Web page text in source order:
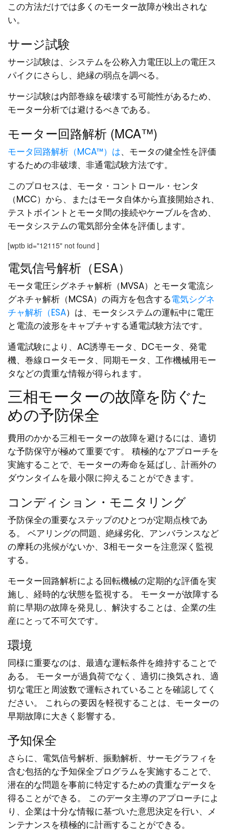
この方法だけでは多くのモーター故障が検出されな
い。
サージ試験
サージ試験は、システムを公称入力電圧以上の電圧ス
パイクにさらし、絶縁の弱点を調べる。
サージ試験は内部巻線を破壊する可能性があるため、
モーター分析では避けるべきである。
モーター回路解析 (MCA™)
モータ回路解析（MCA™）は、モータの健全性を評価
するための非破壊、非通電試験方法です。
このプロセスは、モータ・コントロール・センタ
（MCC）から、またはモータ自体から直接開始され、
テストポイントとモータ間の接続やケーブルを含め、
モータシステムの電気部分全体を評価します。
[wptb id="12115" not found ]
電気信号解析（ESA）
モータ電圧シグネチャ解析（MVSA）とモータ電流シ
グネチャ解析（MCSA）の両方を包含する電気シグネ
チャ解析（ESA）は、モータシステムの運転中に電圧
と電流の波形をキャプチャする通電試験方法です。
通電試験により、AC誘導モータ、DCモータ、発電
機、巻線ロータモータ、同期モータ、工作機械用モー
タなどの貴重な情報が得られます。
三相モーターの故障を防ぐた
めの予防保全
費用のかかる三相モーターの故障を避けるには、適切
な予防保守が極めて重要です。 積極的なアプローチを
実施することで、モーターの寿命を延ばし、計画外の
ダウンタイムを最小限に抑えることができます。
コンディション・モニタリング
予防保全の重要なステップのひとつが定期点検であ
る。 ベアリングの問題、絶縁劣化、アンバランスなど
の摩耗の兆候がないか、3相モーターを注意深く監視
する。
モーター回路解析による回転機械の定期的な評価を実
施し、経時的な状態を監視する。 モーターが故障する
前に早期の故障を発見し、解決することは、企業の生
産にとって不可欠です。
環境
同様に重要なのは、最適な運転条件を維持することで
ある。 モーターが過負荷でなく、適切に換気され、適
切な電圧と周波数で運転されていることを確認してく
ださい。 これらの要因を軽視することは、モーターの
早期故障に大きく影響する。
予知保全
さらに、電気信号解析、振動解析、サーモグラフィを
含む包括的な予知保全プログラムを実施することで、
潜在的な問題を事前に特定するための貴重なデータを
得ることができる。 このデータ主導のアプローチによ
り、企業は十分な情報に基づいた意思決定を行い、メ
ンテナンスを積極的に計画することができる。